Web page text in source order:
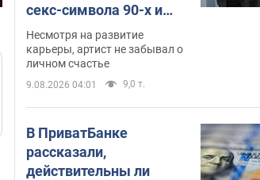
секс-символа 90-х и
как они выглядят
Несмотря на развитие
карьеры, артист не забывал о
личном счастье
9.08.2026 04:01 9,0 т.
В ПриватБанке
рассказали,
действительны ли